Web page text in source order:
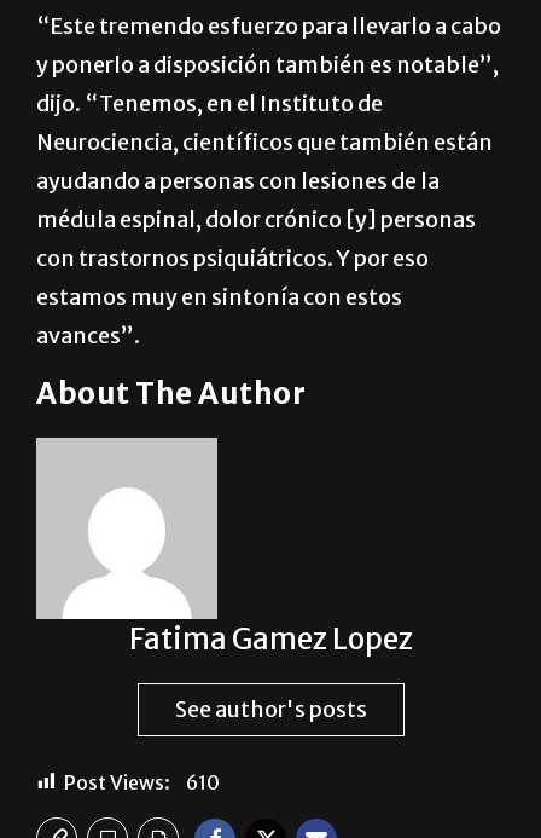
“Este tremendo esfuerzo para llevarlo a cabo
y ponerlo a disposición también es notable”,
dijo. “Tenemos, en el Instituto de
Neurociencia, científicos que también están
ayudando a personas con lesiones de la
médula espinal, dolor crónico [y] personas
con trastornos psiquiátricos. Y por eso
estamos muy en sintonía con estos
avances”.
About The Author
Fatima Gamez Lopez
See author's posts
Post Views: 610